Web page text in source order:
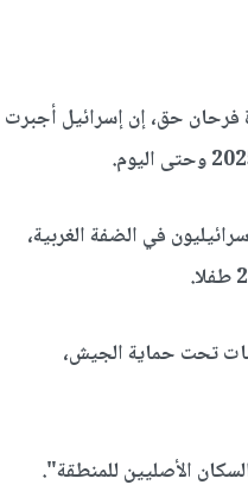
فرحان حق، إن إسرائيل أجبرت
في الضفة الغربية،
تحت حماية الجيش،
الأصليين للمنطقة".